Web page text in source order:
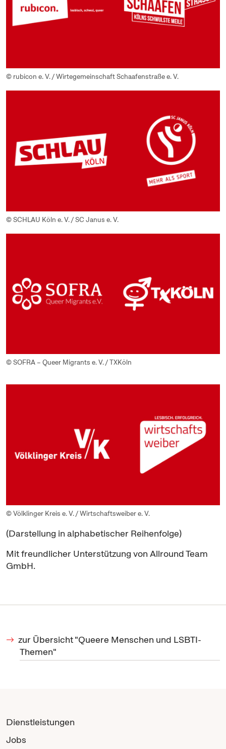
© rubicon e. V. / Wirtegemeinschaft Schaafenstraße e. V.
© SCHLAU Köln e. V. / SC Janus e. V.
© SOFRA – Queer Migrants e. V. / TXKöln
© Völklinger Kreis e. V. / Wirtschaftsweiber e. V.
(Darstellung in alphabetischer Reihenfolge)
Mit freundlicher Unterstützung von Allround Team
GmbH.
zur Übersicht "Queere Menschen und LSBTI-
Themen"
Dienstleistungen
Jobs